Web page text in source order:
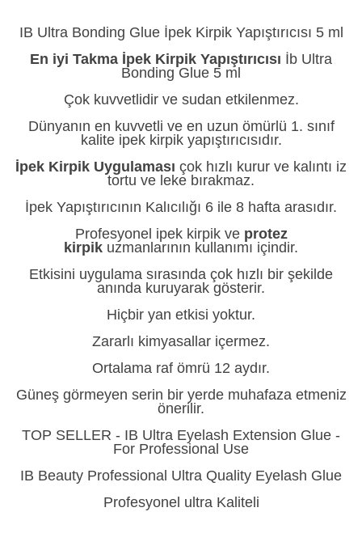
IB Ultra Bonding Glue İpek Kirpik Yapıştırıcısı 5 ml
En iyi Takma İpek Kirpik Yapıştırıcısı İb Ultra
Bonding Glue 5 ml
Çok kuvvetlidir ve sudan etkilenmez.
Dünyanın en kuvvetli ve en uzun ömürlü 1. sınıf
kalite ipek kirpik yapıştırıcısıdır.
İpek Kirpik Uygulaması çok hızlı kurur ve kalıntı iz
tortu ve leke bırakmaz.
İpek Yapıştırıcının Kalıcılığı 6 ile 8 hafta arasıdır.
Profesyonel ipek kirpik ve protez
kirpik uzmanlarının kullanımı içindir.
Etkisini uygulama sırasında çok hızlı bir şekilde
anında kuruyarak gösterir.
Hiçbir yan etkisi yoktur.
Zararlı kimyasallar içermez.
Ortalama raf ömrü 12 aydır.
Güneş görmeyen serin bir yerde muhafaza etmeniz
önerilir.
TOP SELLER - IB Ultra Eyelash Extension Glue -
For Professional Use
IB Beauty Professional Ultra Quality Eyelash Glue
Profesyonel ultra Kaliteli